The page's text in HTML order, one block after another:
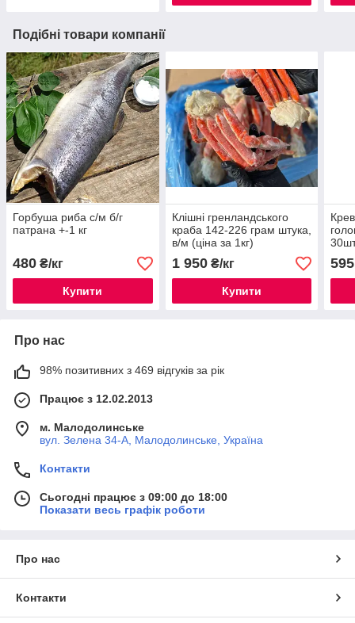
Подібні товари компанії
Горбуша риба с/м б/г
патрана +-1 кг
480 ₴/кг
Купити
Клішні гренландського
краба 142-226 грам штука,
в/м (ціна за 1кг)
1 950₴/кг
Купити
за
595
Про нас
98% позитивних з 469 відгуків за рік
Працює з 12.02.2013
м. Малодолинське
вул. Зелена 34-А, Малодолинське, Україна
Контакти
Сьогодні працює з 09:00 до 18:00
Показати весь графік роботи
Про нас
Контакти